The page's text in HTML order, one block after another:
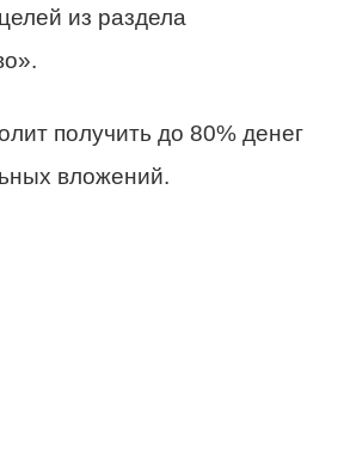
из раздела
получить до 80% денег
вложений.